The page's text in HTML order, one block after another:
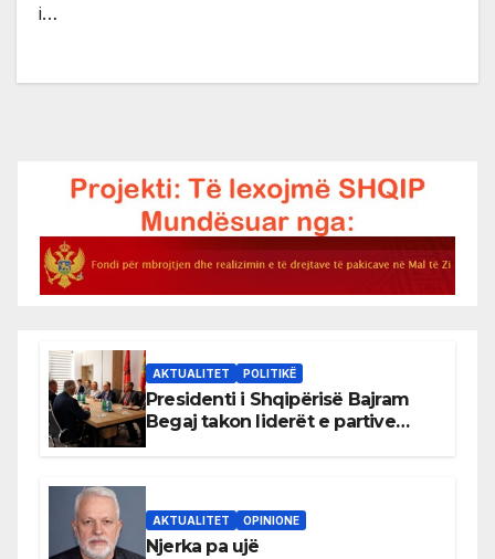
i…
AKTUALITET POLITIKË
Presidenti i Shqipërisë Bajram
Begaj takon liderët e partive
AKTUALITET OPINIONE
Njerka pa ujë